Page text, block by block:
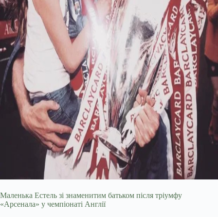
Маленька Естель зі знаменитим батьком після тріумфу
«Арсенала» у чемпіонаті Англії